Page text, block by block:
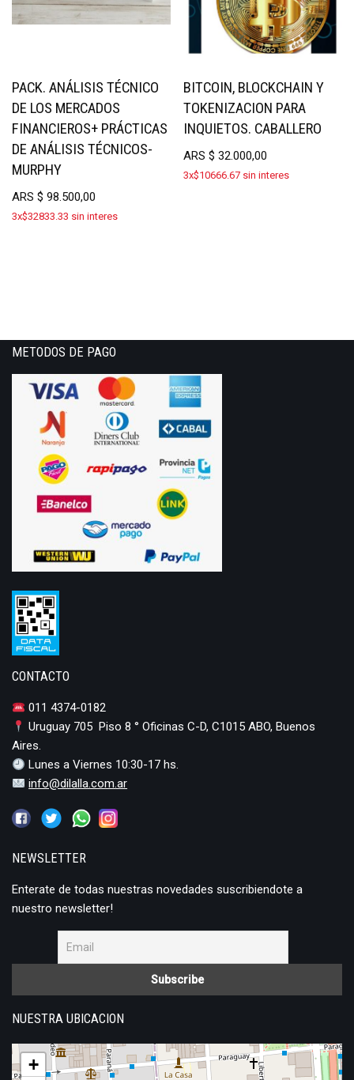
PACK. ANÁLISIS TÉCNICO
DE LOS MERCADOS
FINANCIEROS+ PRÁCTICAS
DE ANÁLISIS TÉCNICOS-
MURPHY
ARS $ 98.500,00
3x$32833.33 sin interes
BITCOIN, BLOCKCHAIN Y
TOKENIZACION PARA
INQUIETOS. CABALLERO
ARS$ 32.000,00
3x$10666.67 sin interes
METODOS DE PAGO
CONTACTO
011 4374-0182
Uruguay 705 Piso 8 ° Oficinas C-D, C1015 ABO, Buenos
Aires.
Lunes a Viernes 10:30-17 hs.
info@dilalla.com.ar
NEWSLETTER
Enterate de todas nuestras novedades suscribiendote a
nuestro newsletter!
NUESTRA UBICACION
+